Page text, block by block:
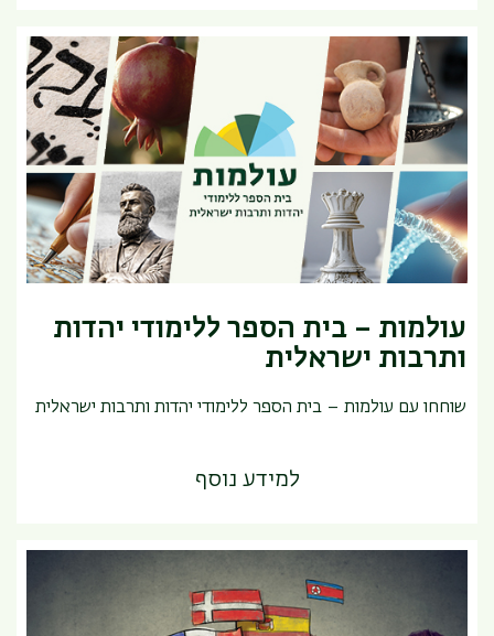
עולמות – בית הספר ללימודי יהדות
ותרבות ישראלית
שוחחו עם עולמות – בית הספר ללימודי יהדות ותרבות ישראלית
למידע נוסף